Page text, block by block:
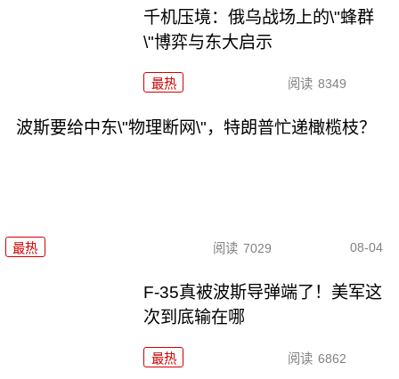
千机压境：俄乌战场上的\"蜂群
\"博弈与东大启示
最热 阅读 8349
波斯要给中东\"物理断网\"，特朗普忙递橄榄枝？
最热 阅读 7029 08-04
F-35真被波斯导弹端了！美军这
次到底输在哪
最热 阅读 6862